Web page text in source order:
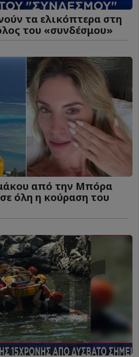
τα ελικόπτερα στη
του «συνδέσμου»
από την Μπόρα
όλη η κούραση του